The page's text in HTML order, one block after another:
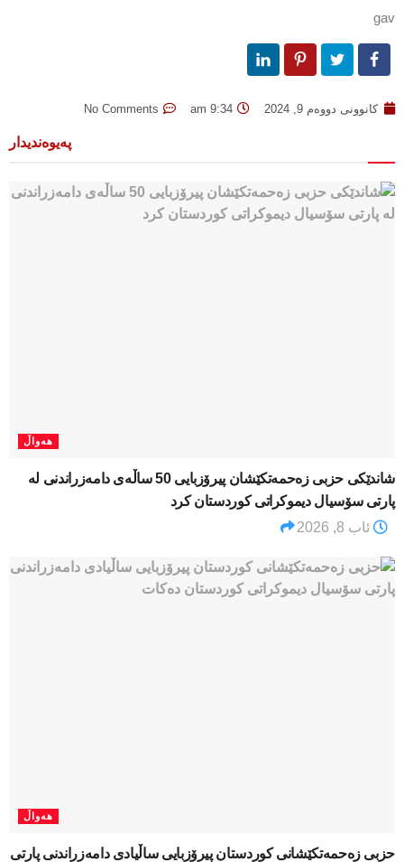
gav
کانوونی دووەم 9, 2024 9:34 am
No Comments
پەیوەندیدار
هەواڵ
شاندێکی حزبی زەحمەتکێشان پیرۆزبایی 50 ساڵەی دامەزراندنی لە
پارتی سۆسیال دیموکراتی کوردستان کرد
ئاب 8, 2026
هەواڵ
​حزبی زەحمەتکێشانی کوردستان پیرۆزبایی ساڵیادی دامەزراندنی پارتی